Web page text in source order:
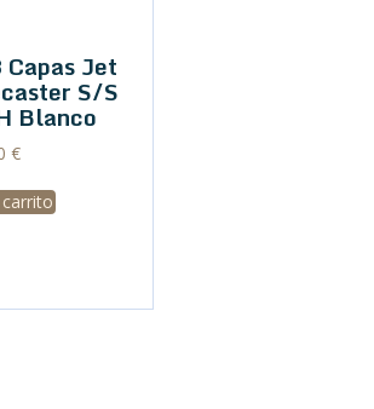
Jet
S/S
Blanco
€